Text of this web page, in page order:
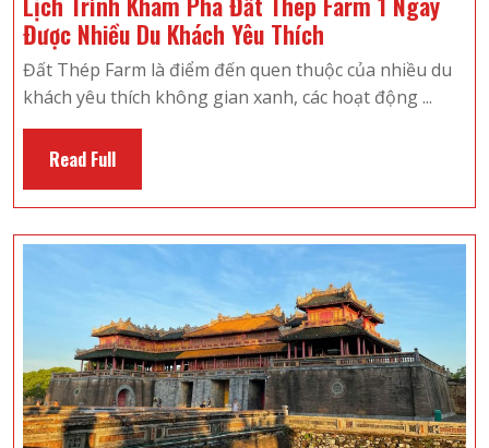
Được Nhiều Du Khách Yêu Thích
Trình
Khám
Phá
Farm
1
Ngày
Được
Nhiều
Du
Khách
Yêu
Thích
Đất Thép Farm là điểm đến quen thuộc của nhiều du
khách yêu thích không gian xanh, các hoạt động ...
Read FullRead
Full